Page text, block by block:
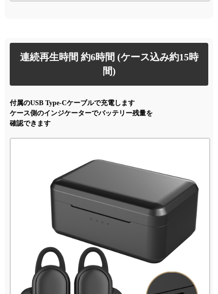
連続再生時間 約6時間 (ケース込み約15時
間)
付属のUSB Type-Cケーブルで充電します
ケース側のインジケーターでバッテリー残量を
確認できます